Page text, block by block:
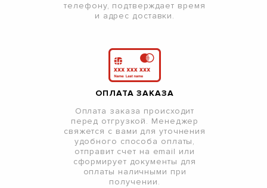
телефону, подтверждает время
и адрес доставки.
ОПЛАТА ЗАКАЗА
Оплата заказа происходит
перед отгрузкой. Менеджер
свяжется с вами для уточнения
удобного способа оплаты,
отправит счет на email или
сформирует документы для
оплаты наличными при
получении.